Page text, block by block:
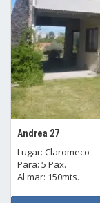
Andrea 27
Lugar: Claromeco
Para: 5 Pax.
Al mar: 150mts.